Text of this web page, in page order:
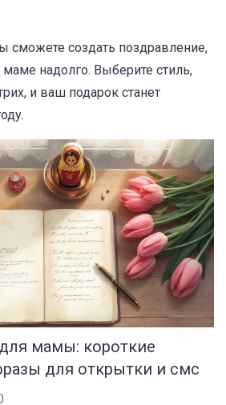
сможете создать поздравление,
маме надолго. Выберите стиль,
и ваш подарок станет
мамы: короткие
для открытки и смс